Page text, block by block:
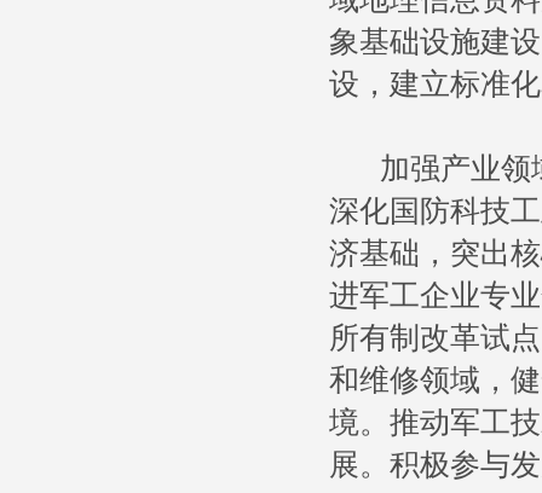
象基础设施建
设，建立标准
加强产业领
深化国防科技
济基础，突出
进军工企业专
所有制改革试
和维修领域，
境。推动军工
展。积极参与